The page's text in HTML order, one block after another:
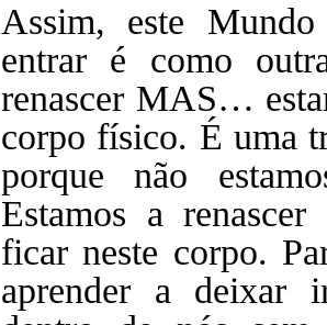
Assim, este
entrar é como
renascer MAS…
corpo físico. É uma
porque não
Estamos a
ficar neste corpo.
aprender a deixar